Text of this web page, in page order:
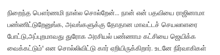
நிறைந்த பௌர்ணமி நாள்ல சொல்றேன்... நான் என் பதவியை ராஜினாமா
பண்ணிட்டுறேனுங்க, அவங்களுக்கு தோதான மாவட்டச் செயலாளரை
போட்டு,அப்புறமாவது துரோக அரசியல் பண்ணாம கட்சியை ஜெயிக்க
வைக்கட்டும்' என சொல்லிவிட்டு கார் ஏறியிருக்கிறார். உடனே நிர்வாகிகள்